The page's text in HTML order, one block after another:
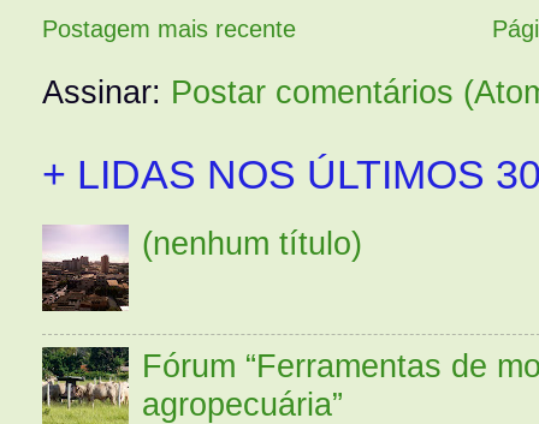
Postagem mais recente
Assinar: Postar comentários
+ LIDAS NOS ÚLTIMOS
(nenhum título)
Fórum “Ferramentas de
agropecuária”